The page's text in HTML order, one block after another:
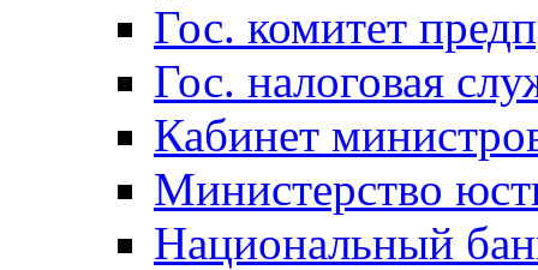
Гос. комитет
Гос. налоговая
Кабинет
Министерство
Национальный